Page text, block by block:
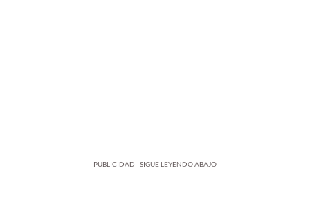
PUBLICIDAD - SIGUE LEYENDO ABAJO